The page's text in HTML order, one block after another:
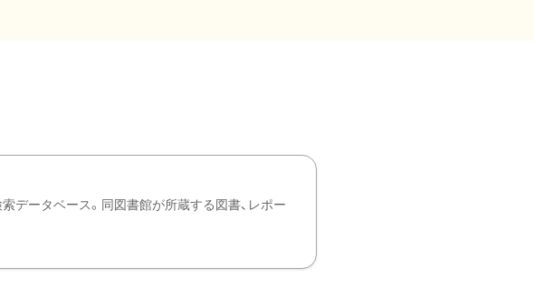
データベース。同図書館が所蔵する図書、レポー